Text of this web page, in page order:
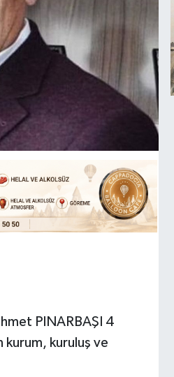
PINARBAŞI 4
kurum, kuruluş ve